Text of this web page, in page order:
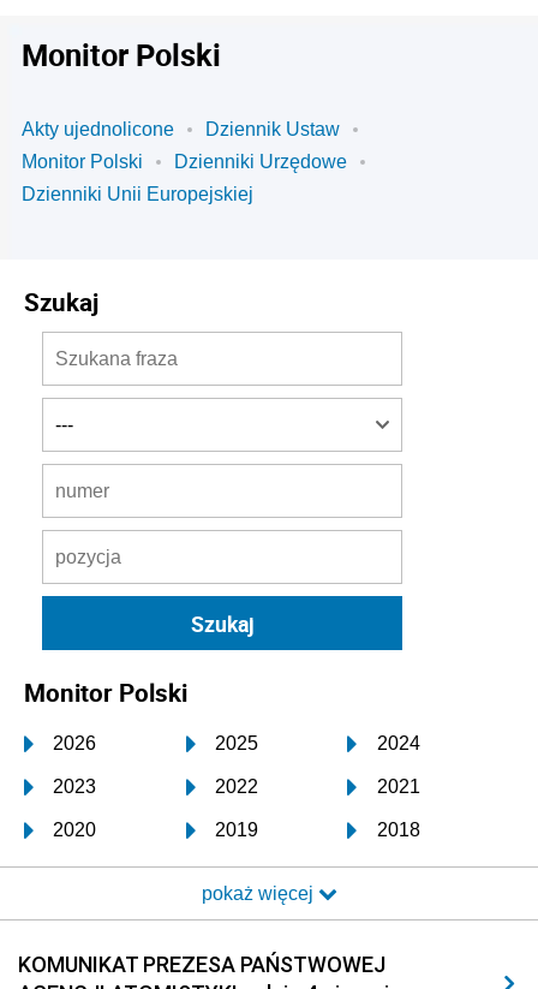
Monitor Polski
Akty ujednolicone
Dziennik Ustaw
Monitor Polski
Dzienniki Urzędowe
Dzienniki Unii Europejskiej
Szukaj
Monitor Polski
2026 2025 2024
2023 2022 2021
2020 2019 2018
2017 2016 2015
2014 2013 2012
2011 2010 2009
pokaż więcej
KOMUNIKAT PREZESA PAŃSTWOWEJ